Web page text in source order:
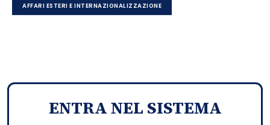
AFFARI ESTERI E INTERNAZIONALIZZAZIONE
ENTRA NEL SISTEMA